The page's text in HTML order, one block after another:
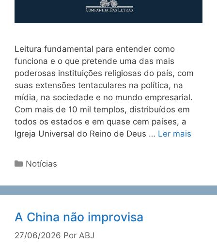
Leitura fundamental para entender como
funciona e o que pretende uma das mais
poderosas instituições religiosas do país, com
suas extensões tentaculares na política, na
mídia, na sociedade e no mundo empresarial.
Com mais de 10 mil templos, distribuídos em
todos os estados e em quase cem países, a
Igreja Universal do Reino de Deus … Ler mais
Notícias
A China não improvisa
27/06/2026 Por ABJ